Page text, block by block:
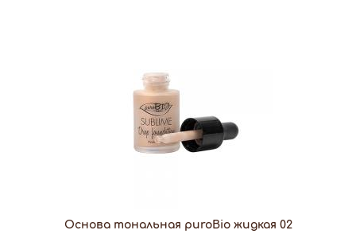
Основа тональная puroBio жидкая 02